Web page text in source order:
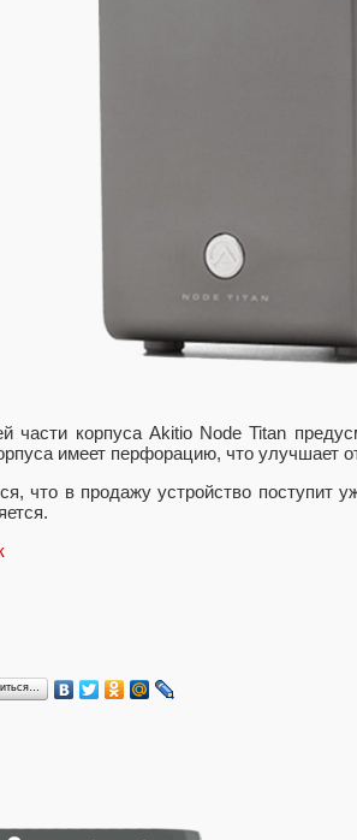
части корпуса Akitio Node Titan
имеет перфорацию, что улучшает
что в продажу устройство поступит